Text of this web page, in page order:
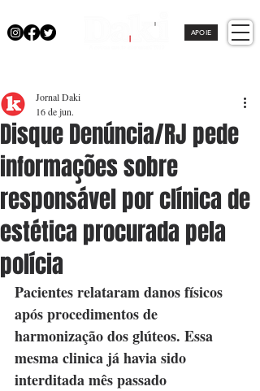
APOIE
Disque Denúncia/RJ pede
informações sobre
responsável por clínica de
estética procurada pela
polícia
Jornal Daki
16 de jun.
Pacientes relataram danos físicos
após procedimentos de
harmonização dos glúteos. Essa
mesma clinica já havia sido
interditada mês passado